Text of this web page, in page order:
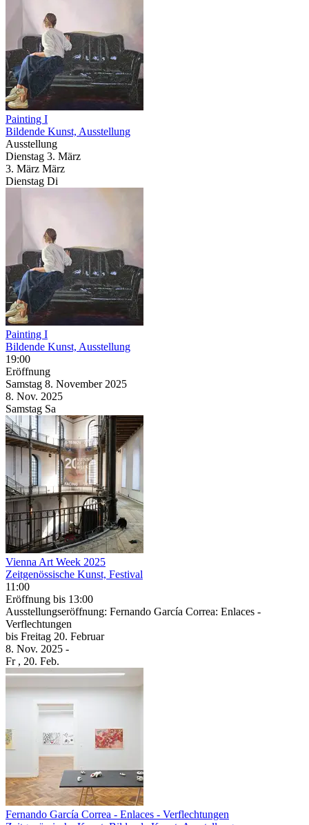
Painting I
Bildende Kunst, Ausstellung
Ausstellung
Dienstag 3. März
3. März März
Dienstag Di
Painting I
Bildende Kunst, Ausstellung
19:00
Eröffnung
Samstag 8. November 2025
8. Nov. 2025
Samstag Sa
Vienna Art Week 2025
Zeitgenössische Kunst, Festival
11:00
Eröffnung bis 13:00
Ausstellungseröffnung: Fernando García Correa: Enlaces -
Verflechtungen
bis Freitag 20. Februar
8. Nov. 2025 -
Fr , 20. Feb.
Fernando García Correa - Enlaces - Verflechtungen